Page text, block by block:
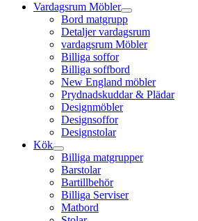
Vardagsrum Möbler
Bord matgrupp
Detaljer vardagsrum
vardagsrum Möbler
Billiga soffor
Billiga soffbord
New England möbler
Prydnadskuddar & Plädar
Designmöbler
Designsoffor
Designstolar
Kök
Billiga matgrupper
Barstolar
Bartillbehör
Billiga Serviser
Matbord